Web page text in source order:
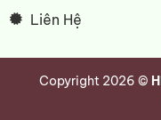
Liên Hệ
Copyright 2026 ©